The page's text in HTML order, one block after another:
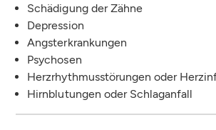
Schädigung der Zähne
Depression
Angsterkrankungen
Psychosen
Herzrhythmusstörungen oder
Hirnblutungen oder Schlaganfall